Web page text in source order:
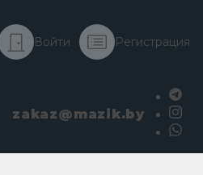
Войти Регистрация
zakaz@mazik.by